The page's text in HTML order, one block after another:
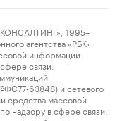
1995–
агентства «РБК»
информации
связи,
63848) и сетевого
средства массовой
надзору в сфере связи,